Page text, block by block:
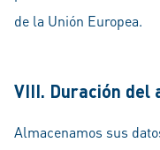
de la Unión Europea.
VIII. Duración del
Almacenamos sus